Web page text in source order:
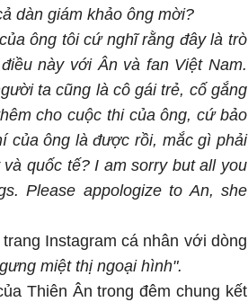
dàn giám khảo ông mời?
ông tôi cứ nghĩ rằng đây là trò
này với Ân và fan Việt Nam.
ta cũng là cô gái trẻ, cố gắng
cho cuộc thi của ông, cứ bảo
của ông là được rồi, mắc gì phải
và quốc tế?I am sorry but all you
Please appologize to An, she
Instagram cá nhân với dòng
miệt thị ngoại hình".
Thiên Ân trong đêm chung kết